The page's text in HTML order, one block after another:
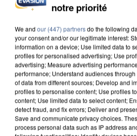
12h00
Les Français, fans de la
C’est la journée mondiale de
notre priorité
We and our (447) partnersdo the following
your consent and/or our legitimate interest:
information on a device; Use limited data to
profiles for personalised advertising; Use
advertising; Measure advertising
performance; Understand audiences
of data from different sources; Develop and
profiles to personalise content; Use profiles
content; Use limited data to select content;
detect fraud, and fix errors; Deliver and
Save and communicate privacy choices.
process personal data such as IP address